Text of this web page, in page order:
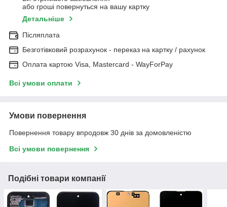
або гроші повернуться на вашу картку
Детальніше
Післяплата
Безготівковий розрахунок - переказ на картку / рахунок
Оплата картою Visa, Mastercard - WayForPay
Всі умови оплати
Умови повернення
Повернення товару впродовж 30 днів за домовленістю
Всі умови повернення
Подібні товари компанії